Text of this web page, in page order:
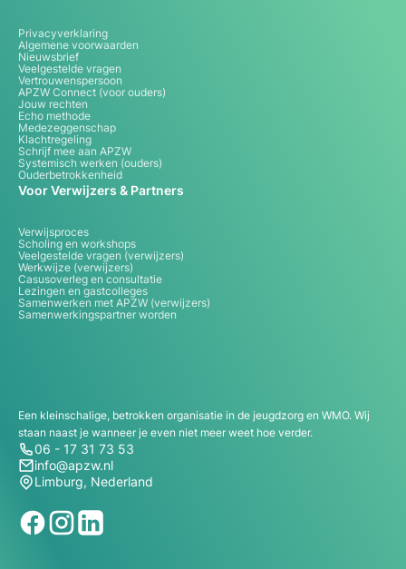
Privacyverklaring
Algemene voorwaarden
Nieuwsbrief
Veelgestelde vragen
Vertrouwenspersoon
APZW Connect (voor ouders)
Jouw rechten
Echo methode
Medezeggenschap
Klachtregeling
Schrijf mee aan APZW
Systemisch werken (ouders)
Ouderbetrokkenheid
Voor Verwijzers & Partners
Verwijsproces
Scholing en workshops
Veelgestelde vragen (verwijzers)
Werkwijze (verwijzers)
Casusoverleg en consultatie
Lezingen en gastcolleges
Samenwerken met APZW (verwijzers)
Samenwerkingspartner worden
Een kleinschalige, betrokken organisatie in de jeugdzorg en WMO. Wij
staan naast je wanneer je even niet meer weet hoe verder.
06 - 17 31 73 53
info@apzw.nl
Limburg, Nederland